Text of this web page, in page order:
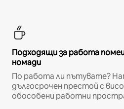
Подходящи за работа
номади
По работа ли пътувате?
дългосрочен престой с
обособени работни